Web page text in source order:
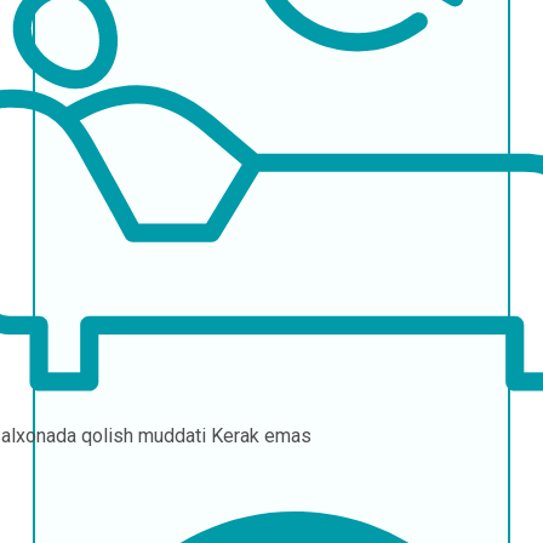
qolish muddati Kerak emas